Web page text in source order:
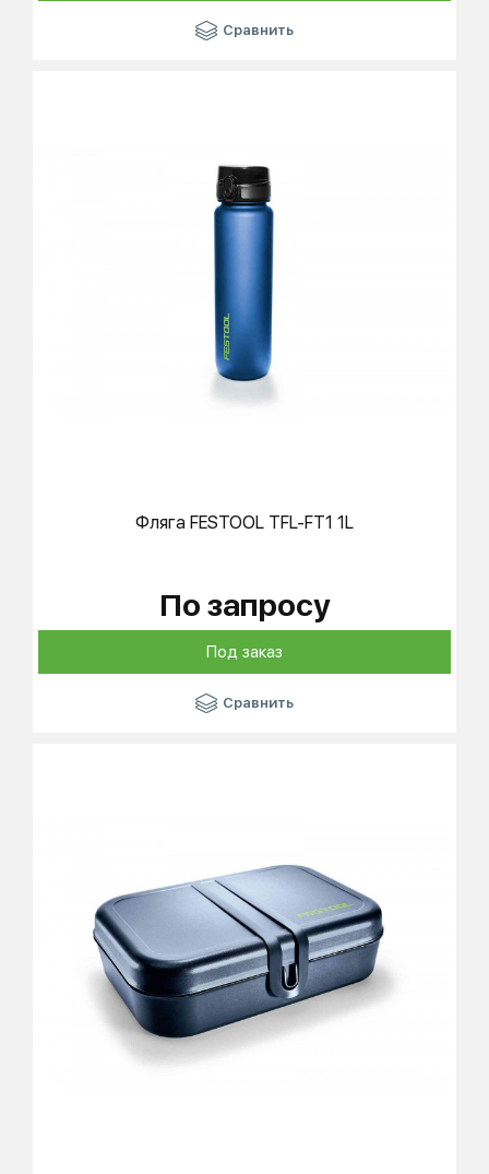
Сравнить
Фляга FESTOOL TFL-FT1 1L
По запросу
Под заказ
Сравнить